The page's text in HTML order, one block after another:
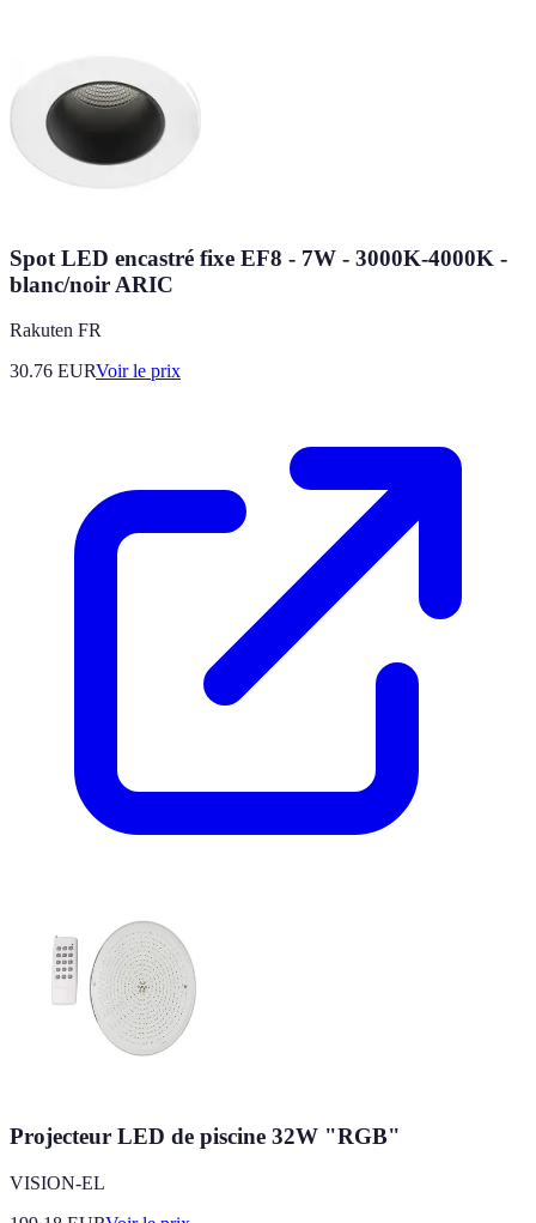
Spot LED encastré fixe EF8 - 7W - 3000K-4000K -
blanc/noir ARIC
Rakuten FR
30.76 EURVoir le prix
Projecteur LED de piscine 32W "RGB"
VISION-EL